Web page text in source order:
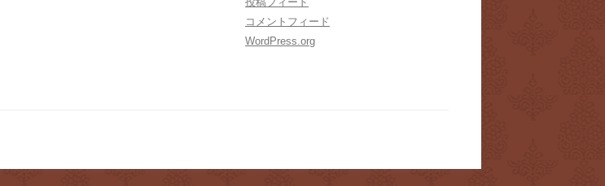
コメントフィード
WordPress.org